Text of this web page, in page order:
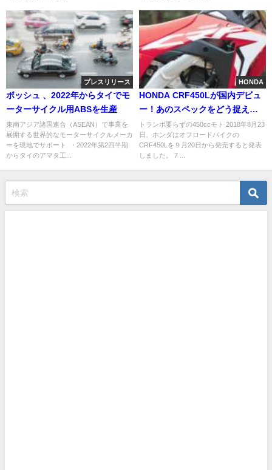
プレスリリース
ボッシュ 、2022年からタイでモ
ーターサイクル用ABSを生産
東南アジア諸国連合（ASEAN）で事業を
展開する世界的なモーターサイクルメーカ
ーを現地でサポート ・2022年第2四半期
からタイのアマタ工...
HONDA
HONDA CRF450Lが国内デビュ
ー！あのスペックをどう捉える
べきか？
トランポ要らずの450ccモト 2018年8月23
日、ホンダはオフロードバイクの
CRF450Lを９月20日から発売すると発表
しました。 7 ...